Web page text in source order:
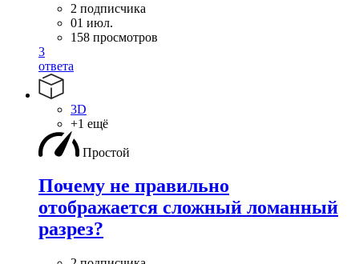
2 подписчика
01 июл.
158 просмотров
3
ответа
3D
+1 ещё
Простой
Почему не правильно
отображается сложный ломанный
разрез?